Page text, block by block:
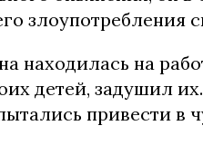
злоупотребления
находилась на
детей, задушил
привести в